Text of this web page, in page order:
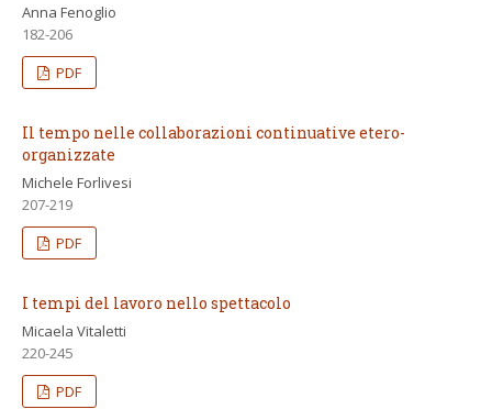
Anna Fenoglio
182-206
PDF
Il tempo nelle collaborazioni continuative etero-
organizzate
Michele Forlivesi
207-219
PDF
I tempi del lavoro nello spettacolo
Micaela Vitaletti
220-245
PDF